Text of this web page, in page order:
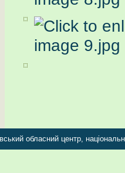
обласний центр,